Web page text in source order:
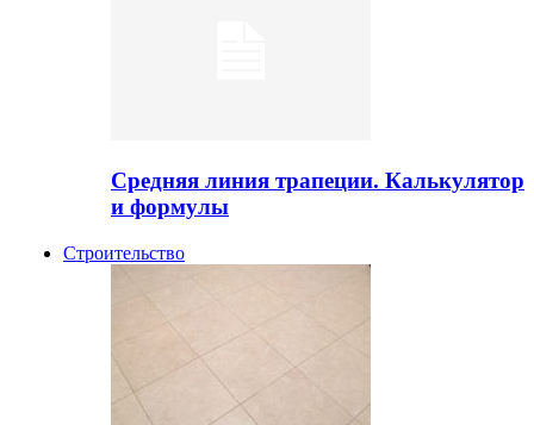
Средняя линия трапеции. Калькулятор
и формулы
Строительство